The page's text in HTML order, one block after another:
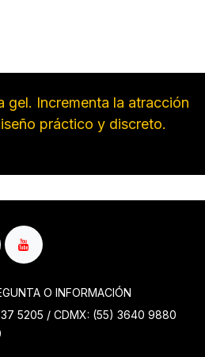
gel. Incrementa la atracción
práctico y discreto.
O INFORMACIÓN
5205 / CDMX: (55) 3640 9880